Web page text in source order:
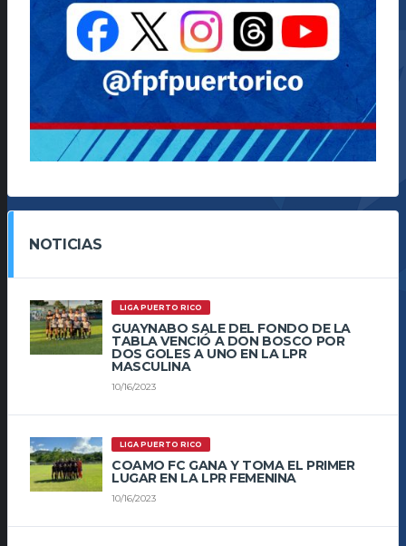
NOTICIAS
LIGA PUERTO RICO
GUAYNABO SALE DEL FONDO DE LA
TABLA VENCIÓ A DON BOSCO POR
DOS GOLES A UNO EN LA LPR
MASCULINA
10/16/2023
LIGA PUERTO RICO
COAMO FC GANA Y TOMA EL PRIMER
LUGAR EN LA LPR FEMENINA
10/16/2023